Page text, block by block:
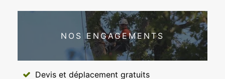
NOS ENGAGEMENTS
Devis et déplacement gratuits